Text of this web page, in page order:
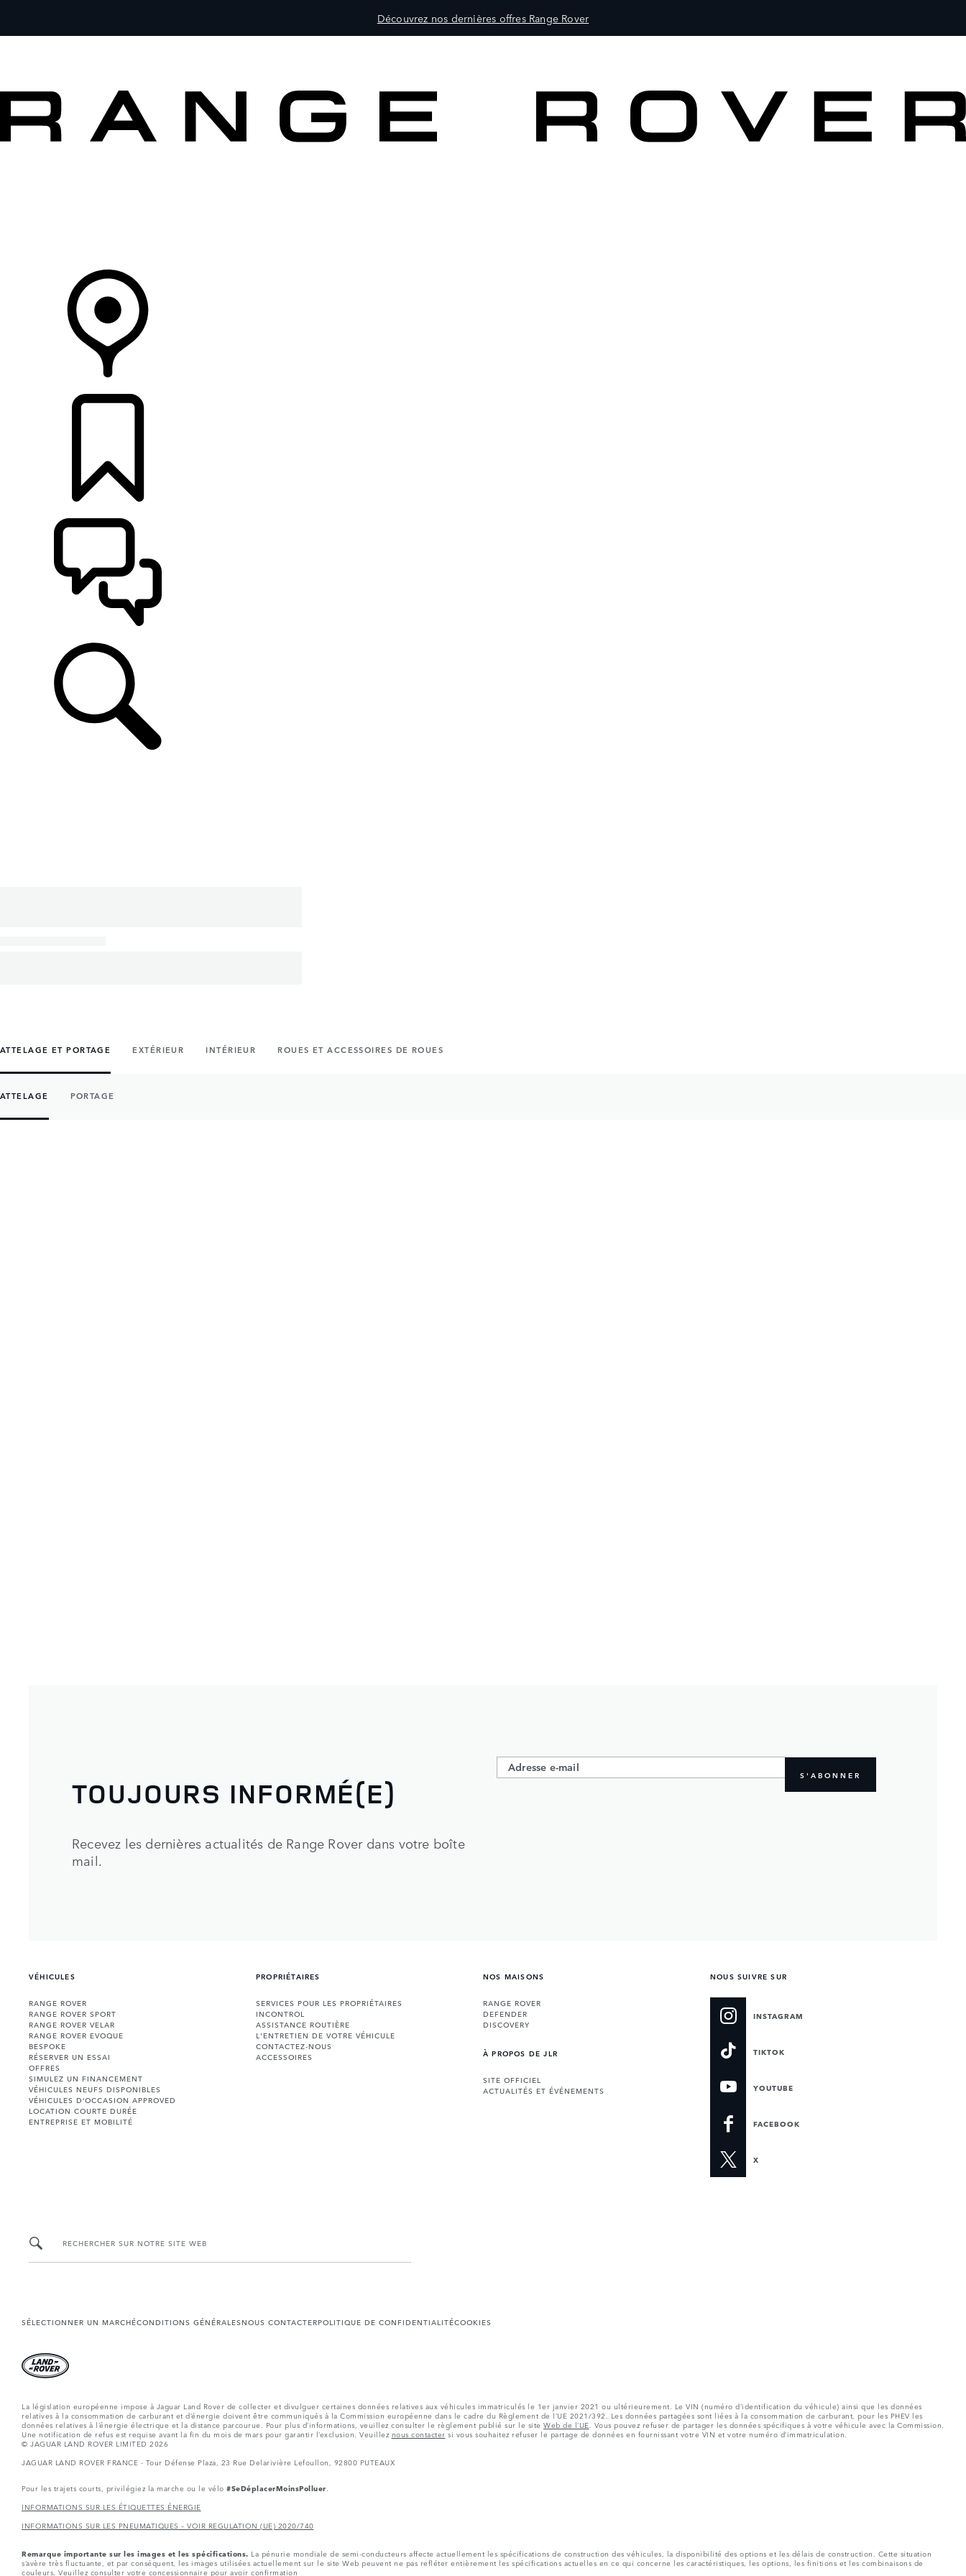
Découvrez nos dernières offres Range Rover
ATTELAGE ET PORTAGE EXTÉRIEUR INTÉRIEUR ROUES ET ACCESSOIRES DE ROUES
ATTELAGE PORTAGE
TOUJOURS INFORMÉ(E)
Recevez les dernières actualités de Range Rover dans votre boîte
mail.
S'ABONNER
VÉHICULES
RANGE ROVER
RANGE ROVER SPORT
RANGE ROVER VELAR
RANGE ROVER EVOQUE
BESPOKE
RÉSERVER UN ESSAI
OFFRES
SIMULEZ UN FINANCEMENT
VÉHICULES NEUFS DISPONIBLES
VÉHICULES D’OCCASION APPROVED
LOCATION COURTE DURÉE
ENTREPRISE ET MOBILITÉ
PROPRIÉTAIRES
SERVICES POUR LES PROPRIÉTAIRES
INCONTROL
ASSISTANCE ROUTIÈRE
L'ENTRETIEN DE VOTRE VÉHICULE
CONTACTEZ-NOUS
ACCESSOIRES
NOS MAISONS
RANGE ROVER
DEFENDER
DISCOVERY
À PROPOS DE JLR
SITE OFFICIEL
ACTUALITÉS ET ÉVÉNEMENTS
NOUS SUIVRE SUR
INSTAGRAM
TIKTOK
YOUTUBE
FACEBOOK
X
RECHERCHER SUR NOTRE SITE WEB
SÉLECTIONNER UN MARCHÉCONDITIONS GÉNÉRALESNOUS CONTACTERPOLITIQUE DE CONFIDENTIALITÉCOOKIES
La législation européenne impose à Jaguar Land Rover de collecter et divulguer certaines données relatives aux véhicules immatriculés le 1er janvier 2021 ou ultérieurement. Le VIN (numéro d’identification du véhicule) ainsi que les données
relatives à la consommation de carburant et d’énergie doivent être communiqués à la Commission européenne dans le cadre du Règlement de l’UE 2021/392. Les données partagées sont liées à la consommation de carburant, pour les PHEV les
données relatives à l’énergie électrique et la distance parcourue. Pour plus d’informations, veuillez consulter le règlement publié sur le site Web de l’UE . Vous pouvez refuser de partager les données spécifiques à votre véhicule avec la Commission.
Une notification de refus est requise avant la fin du mois de mars pour garantir l’exclusion. Veuillez nous contactersi vous souhaitez refuser le partage de données en fournissant votre VIN et votre numéro d’immatriculation.
© JAGUAR LAND ROVER LIMITED 2026
JAGUAR LAND ROVER FRANCE - Tour Défense Plaza, 23 Rue Delarivière Lefoullon, 92800 PUTEAUX
Pour les trajets courts, privilégiez la marche ou le vélo #SeDéplacerMoinsPolluer
INFORMATIONS SUR LES ÉTIQUETTES ÉNERGIE
INFORMATIONS SUR LES PNEUMATIQUES – VOIR REGULATION (UE) 2020/740
Remarque importante sur les images et les spécifications. La pénurie mondiale de semi-conducteurs affecte actuellement les spécifications de construction des véhicules, la disponibilité des options et les délais de construction. Cette situation
s’avère très fluctuante, et par conséquent, les images utilisées actuellement sur le site Web peuvent ne pas refléter entièrement les spécifications actuelles en ce qui concerne les caractéristiques, les options, les finitions et les combinaisons de
couleurs. Veuillez consulter votre concessionnaire pour avoir confirmation